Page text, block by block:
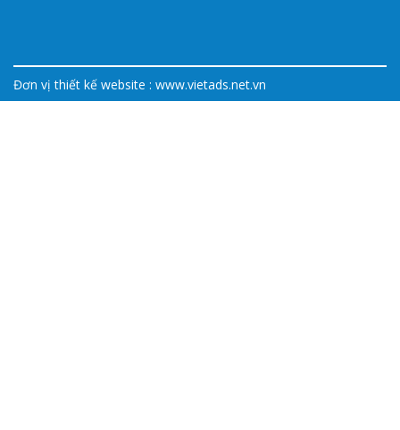
Đơn vị thiết kế website : www.vietads.net.vn